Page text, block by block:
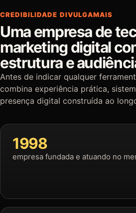
CREDIBILIDADE DIVULGAMAIS
Uma empresa de
marketing digital
estrutura e
Antes de indicar qualquer
combina experiência prática,
presença digital construída ao
1998
empresa fundada e atuando no